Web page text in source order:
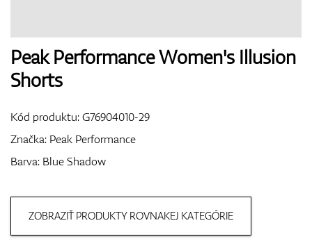
Vozíky
Peak Performance Women's Illusion
Shorts
Kód produktu:G76904010-29
Značka: Peak Performance
Barva: Blue Shadow
ZOBRAZIŤ PRODUKTY ROVNAKEJ KATEGÓRIE